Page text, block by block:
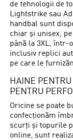
de tehnologii de
Lightstrike sau
handbal sunt
chiar și unisex,
până la 3XL, într-
inclusiv replici
pe care le
HAINE
PENTRU
Oricine se poate
confecționăm
scurți și topurile
online, sunt